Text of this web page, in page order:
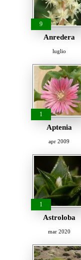
9
Anredera
luglio
1
Aptenia
apr 2009
1
Astroloba
mar 2020